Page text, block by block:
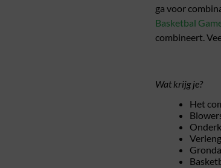
ga voor
Basketbal
combineert.
Wat krijg je?
Het